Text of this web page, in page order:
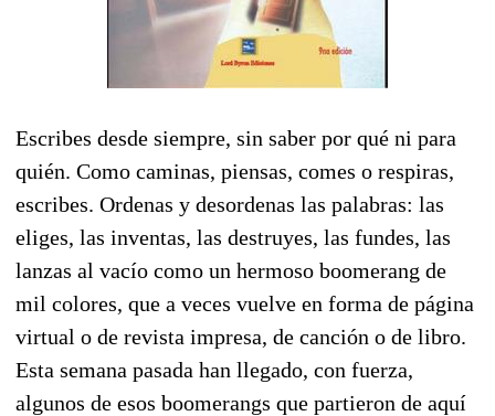
Escribes desde siempre, sin saber por qué ni para
quién. Como caminas, piensas, comes o respiras,
escribes. Ordenas y desordenas las palabras: las
eliges, las inventas, las destruyes, las fundes, las
lanzas al vacío como un hermoso boomerang de
mil colores, que a veces vuelve en forma de página
virtual o de revista impresa, de canción o de libro.
Esta semana pasada han llegado, con fuerza,
algunos de esos boomerangs que partieron de aquí